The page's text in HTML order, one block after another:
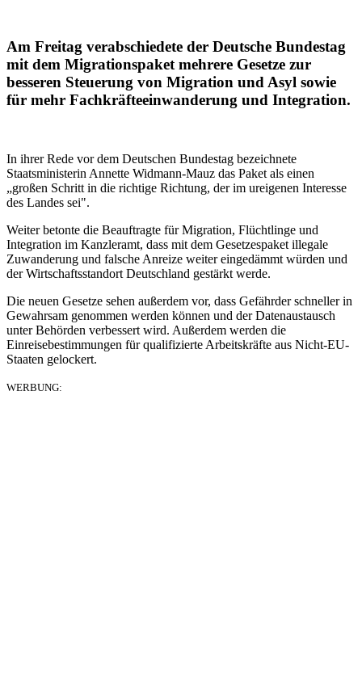
Am Freitag verabschiedete der Deutsche Bundestag
mit dem Migrationspaket mehrere Gesetze zur
besseren Steuerung von Migration und Asyl sowie
für mehr Fachkräfteeinwanderung und Integration.
In ihrer Rede vor dem Deutschen Bundestag bezeichnete
Staatsministerin Annette Widmann-Mauz das Paket als einen
„großen Schritt in die richtige Richtung, der im ureigenen Interesse
des Landes sei".
Weiter betonte die Beauftragte für Migration, Flüchtlinge und
Integration im Kanzleramt, dass mit dem Gesetzespaket illegale
Zuwanderung und falsche Anreize weiter eingedämmt würden und
der Wirtschaftsstandort Deutschland gestärkt werde.
Die neuen Gesetze sehen außerdem vor, dass Gefährder schneller in
Gewahrsam genommen werden können und der Datenaustausch
unter Behörden verbessert wird. Außerdem werden die
Einreisebestimmungen für qualifizierte Arbeitskräfte aus Nicht-EU-
Staaten gelockert.
WERBUNG: